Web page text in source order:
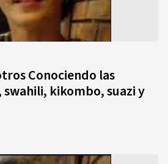
Conociendo las
kikombo, suazi y